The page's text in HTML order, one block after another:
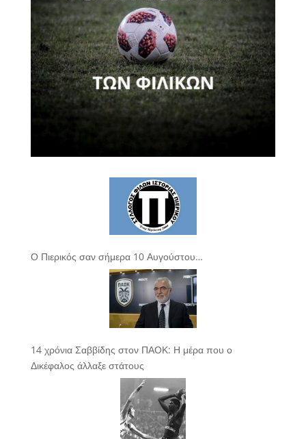
Ο Πιερικός σαν σήμερα 10 Αυγούστου…
14 χρόνια Σαββίδης στον ΠΑΟΚ: Η μέρα που ο
Δικέφαλος άλλαξε στάτους